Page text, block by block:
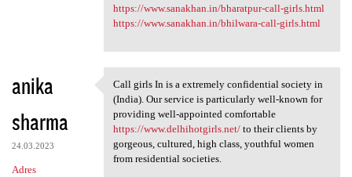
https://www.sanakhan.in/bharatpur-call-girls.html
https://www.sanakhan.in/bhilwara-call-girls.html
anika
sharma
24.03.2023
Adres
Call girls In is a extremely
Call girls In is a extremely confidential society in
(India). Our service is particularly well-known for
providing well-appointed comfortable
https://www.delhihotgirls.net/to their clients by
gorgeous, cultured, high class, youthful women
from residential societies.